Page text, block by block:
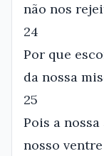
não nos
24
Por que
da nossa
25
Pois a
nosso